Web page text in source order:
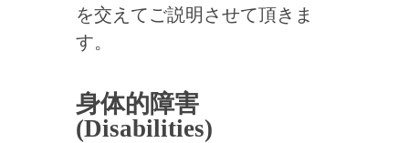
を交えてご説明させて頂きま
す。
身体的障害
(Disabilities)